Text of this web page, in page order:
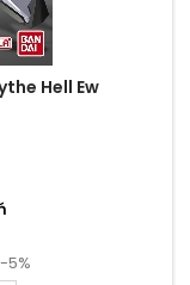
Hell Ew
-5%